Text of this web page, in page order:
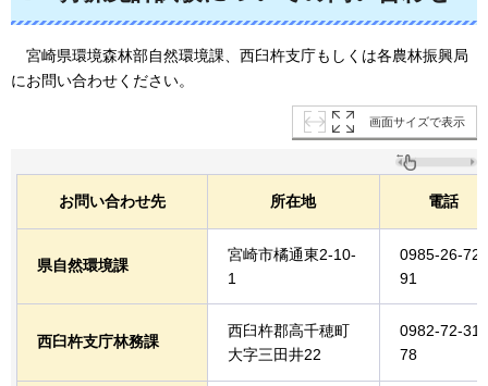
宮崎県環境森林部自然環境課、西臼杵支庁もしくは各農林振興局
にお問い合わせください。
画面サイズで表示
お問い合わせ先 所在地 電話
県自然環境課
宮崎市橘通東2-10-
1
0985-26-72
91
西臼杵支庁林務課
西臼杵郡高千穂町
大字三田井22
0982-72-31
78